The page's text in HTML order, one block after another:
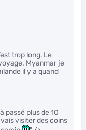
trop long. Le
Myanmar je
il y a quand
passé plus de 10
visiter des coins